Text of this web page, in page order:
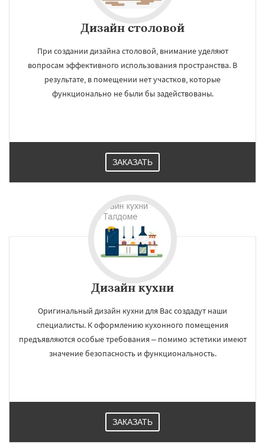
регионам
Фрязино
Хотьково
Черноголовка Чехов Шатура Щелково
Электрогорск Электросталь
Электроугли Яхрома Андреево
Лесной Городок Лопатино
Менделеевск
Михнево Монино Нахабино
Дизайн cтоловой
При создании дизайна столовой, внимание уделяют
вопросам эффективного использования пространства. В
результате, в помещении нет участков, которые
функционально не были бы задействованы.
ЗАКАЗАТЬ
Дизайн кухни
Оригинальный дизайн кухни для Вас создадут наши
специалисты. К оформлению кухонного помещения
предъявляются особые требования – помимо эстетики имеют
значение безопасность и функциональность.
ЗАКАЗАТЬ